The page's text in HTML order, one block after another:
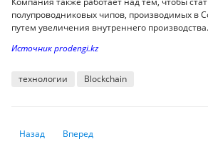
полупроводниковых чипов, производимых в
путем увеличения внутреннего производства.
Источник prodengi.kz
технологии Blockchain
Предыдущий: Как использовать телефон в
Назад Следующий: Человечество
Вперед